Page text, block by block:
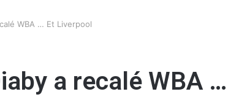
WBA … Et Liverpool
a recalé WBA …